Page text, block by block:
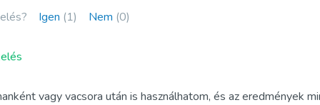
Igen (1) Nem (0)
vagy vacsora után is használhatom, és az eredmények